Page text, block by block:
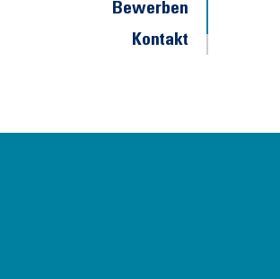
Bewerben
Kontakt